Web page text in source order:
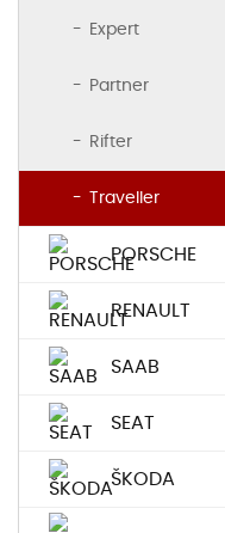
Expert
Partner
Rifter
Traveller
PORSCHE
RENAULT
SAAB
SEAT
ŠKODA